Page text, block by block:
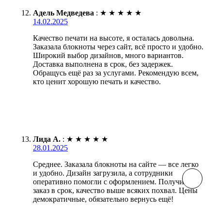
Адель Медведева : ★ ★ ★ ★ ★
14.02.2025
Качество печати на высоте, я осталась довольна.
Заказала блокноты через сайт, всё просто и удобно.
Широкий выбор дизайнов, много вариантов.
Доставка выполнена в срок, без задержек.
Обращусь ещё раз за услугами. Рекомендую всем,
кто ценит хорошую печать и качество.
Лида А. : ★ ★ ★ ★ ★
28.01.2025
Среднее. Заказала блокноты на сайте — все легко
и удобно. Дизайн загрузила, а сотрудники
оперативно помогли с оформлением. Получила
заказ в срок, качество выше всяких похвал. Цены
демократичные, обязательно вернусь ещё!